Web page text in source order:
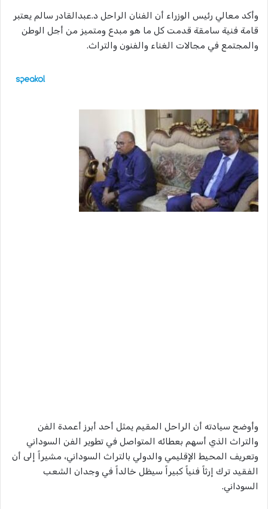
وأكد معالي رئيس الوزراء أن الفنان الراحل د.عبدالقادر سالم يعتبر
قامة فنية سامقة قدمت كل ما هو مبدع ومتميز من أجل الوطن
والمجتمع في مجالات الغناء والفنون والتراث.
وأوضح سيادته أن الراحل المقيم يمثل أحد أبرز أعمدة الفن
والتراث الذي أسهم بعطائه المتواصل في تطوير الفن السوداني
وتعريف المحيط الإقليمي والدولي بالتراث السوداني، مشيراً إلى أن
الفقيد ترك إرثاً فنياً كبيراً سيظل خالداً في وجدان الشعب
السوداني.